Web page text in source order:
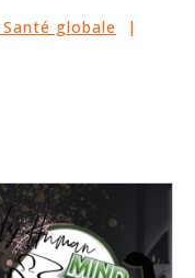
globale
|